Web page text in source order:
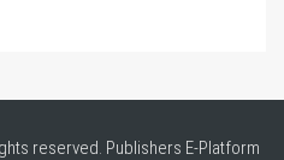
reserved. Publishers E-Platform